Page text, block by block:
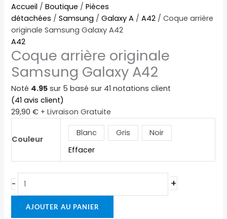
Accueil /Boutique /Pièces
détachées /Samsung /Galaxy A /A42 / Coque arrière
originale Samsung Galaxy A42
A42
Coque arrière originale
Samsung Galaxy A42
Noté 4.95 sur 5 basé sur 41 notations client
(41 avis client)
29,90€ + Livraison Gratuite
Couleur
Blanc Gris
Noir
Effacer
-
quantité
de
Coque
arrière
originale
Samsung
Galaxy
A42
+
AJOUTER AU PANIER